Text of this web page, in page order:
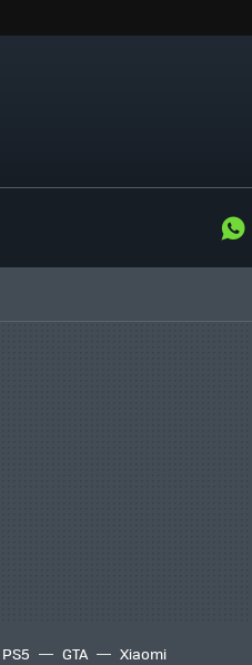
PS5 GTA Xiaomi